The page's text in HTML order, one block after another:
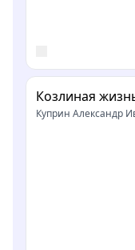
Козлиная
Куприн Александр